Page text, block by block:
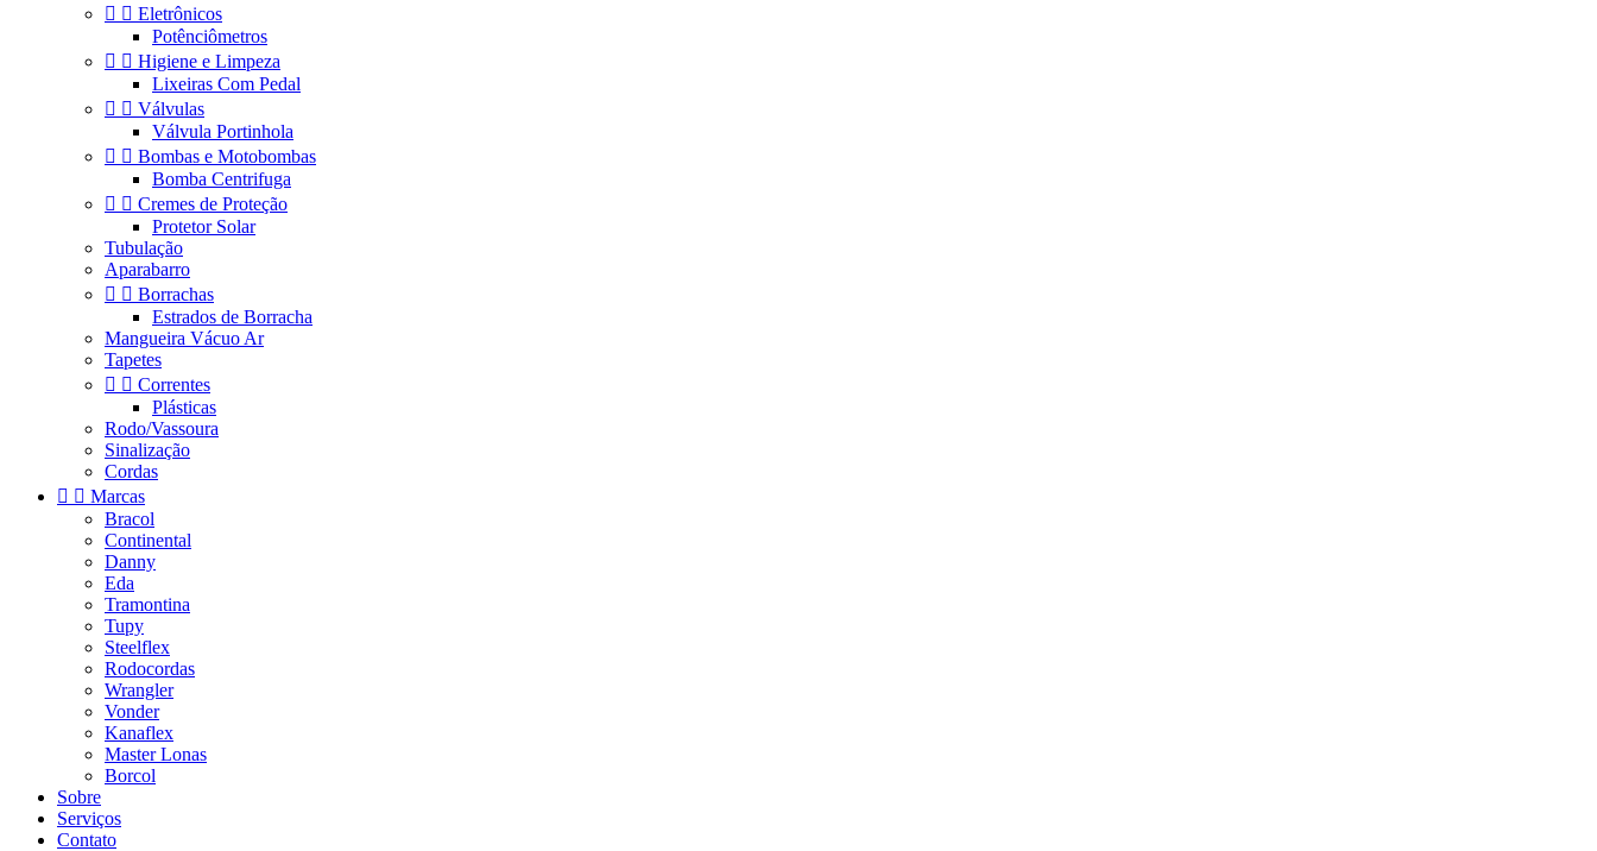
  Eletrônicos
Potênciômetros
  Higiene e Limpeza
Lixeiras Com Pedal
  Válvulas
Válvula Portinhola
  Bombas e Motobombas
Bomba Centrifuga
  Cremes de Proteção
Protetor Solar
Tubulação
Aparabarro
  Borrachas
Estrados de Borracha
Mangueira Vácuo Ar
Tapetes
  Correntes
Plásticas
Rodo/Vassoura
Sinalização
Cordas
  Marcas
Bracol
Continental
Danny
Eda
Tramontina
Tupy
Steelflex
Rodocordas
Wrangler
Vonder
Kanaflex
Master Lonas
Borcol
Sobre
Serviços
Contato